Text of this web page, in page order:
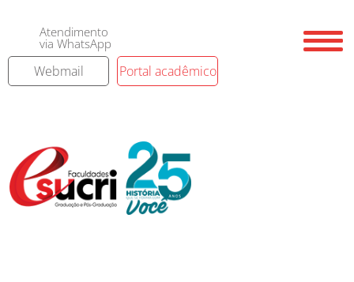
Atendimento
via WhatsApp
Webmail Portal acadêmico